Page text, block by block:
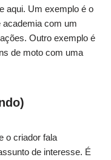
aqui. Um exemplo é o
academia com um
Outro exemplo é
de moto com uma
o criador fala
de interesse. É